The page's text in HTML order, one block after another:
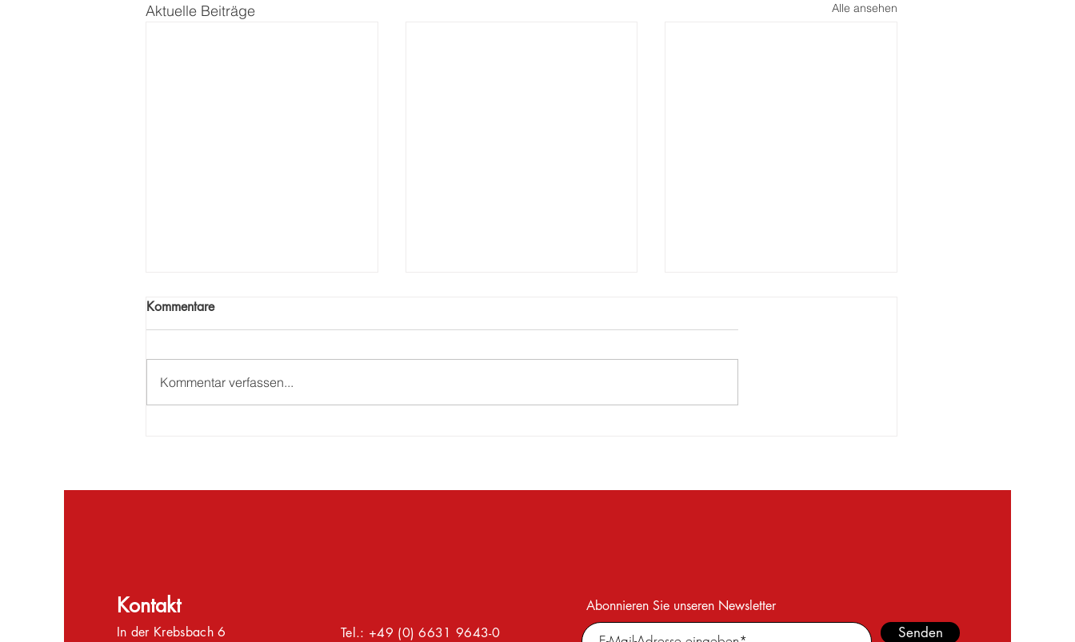
Aktuelle Beiträge Alle ansehen
Kommentare
Kommentar verfassen...
Kontakt
In der Krebsbach 6 Tel.: +49 (0) 6631 9643-0
Abonnieren Sie unseren Newsletter
Senden